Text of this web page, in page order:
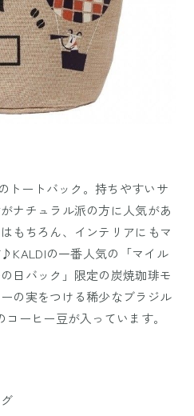
トートバック。持ちやすいサ
ナチュラル派の方に人気があ
もちろん、インテリアにもマ
の一番人気の「マイル
日バック」限定の炭焼珈琲モ
の実をつける稀少なブラジル
ーヒー豆が入っています。